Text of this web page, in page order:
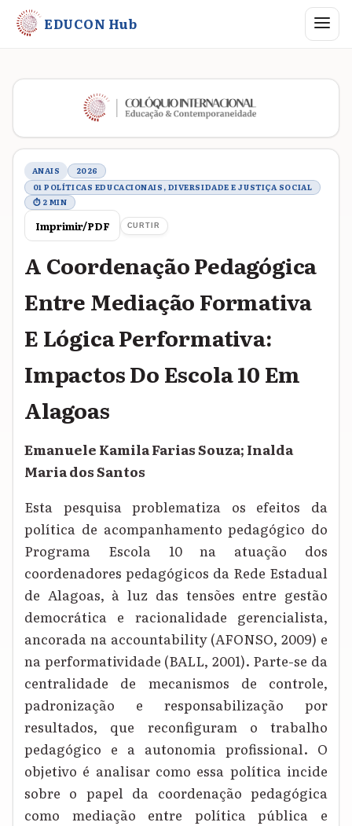
EDUCON Hub Abrir
Metadados do trabalho
ANAIS
2026
01 POLÍTICAS EDUCACIONAIS, DIVERSIDADE E JUSTIÇA SOCIAL
⏱ 2 MIN
Imprimir/PDF CURTIR
A Coordenação Pedagógica
Entre Mediação Formativa
E Lógica Performativa:
Impactos Do Escola 10 Em
Alagoas
Emanuele Kamila Farias Souza; Inalda
Maria dos Santos
Esta pesquisa problematiza os efeitos da
política de acompanhamento pedagógico do
Programa Escola 10 na atuação dos
coordenadores pedagógicos da Rede Estadual
de Alagoas, à luz das tensões entre gestão
democrática e racionalidade gerencialista,
ancorada na accountability (AFONSO, 2009) e
na performatividade (BALL, 2001). Parte-se da
centralidade de mecanismos de controle,
padronização e responsabilização por
resultados, que reconfiguram o trabalho
pedagógico e a autonomia profissional. O
objetivo é analisar como essa política incide
sobre o papel da coordenação pedagógica
como mediação entre política pública e